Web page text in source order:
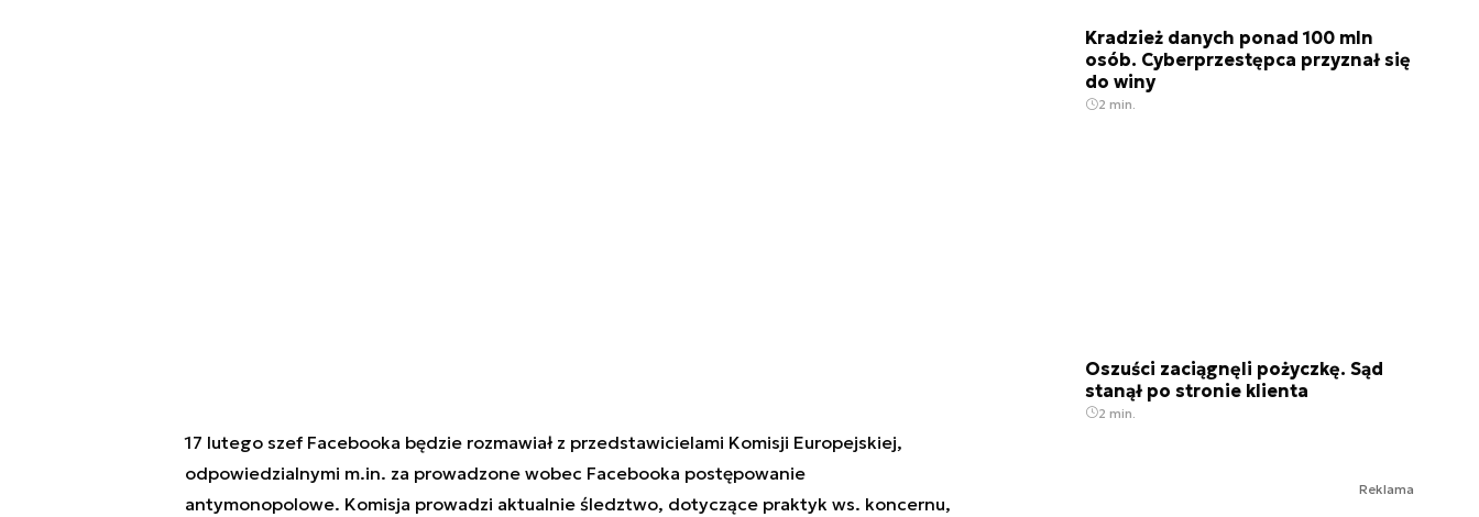
17 lutego szef Facebooka będzie rozmawiał z przedstawicielami Komisji Europejskiej,
odpowiedzialnymi m.in. za prowadzone wobec Facebooka postępowanie
antymonopolowe. Komisja prowadzi aktualnie śledztwo, dotyczące praktyk ws. koncernu,
Kradzież danych ponad 100 mln
osób. Cyberprzestępca przyznał się
do winy
2 min.
Oszuści zaciągnęli pożyczkę. Sąd
stanął po stronie klienta
2 min.
Reklama